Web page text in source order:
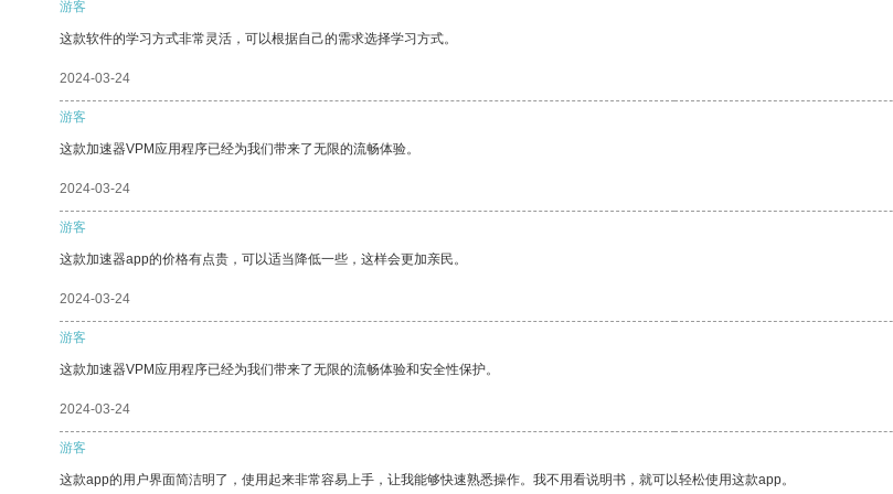
游客
这款软件的学习方式非常灵活，可以根据自己的需求选择学习方式。
2024-03-24
游客
这款加速器VPM应用程序已经为我们带来了无限的流畅体验。
2024-03-24
游客
这款加速器app的价格有点贵，可以适当降低一些，这样会更加亲民。
2024-03-24
游客
这款加速器VPM应用程序已经为我们带来了无限的流畅体验和安全性保护。
2024-03-24
游客
这款app的用户界面简洁明了，使用起来非常容易上手，让我能够快速熟悉操作。我不用看说明书，就可以轻松使用这款app。